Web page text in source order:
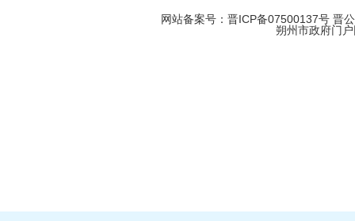
网站备案号：晋ICP备07500137号 晋
朔州市政府门